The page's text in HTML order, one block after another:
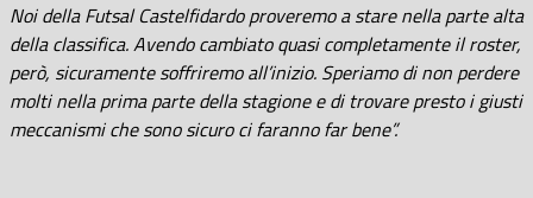
Noi della Futsal Castelfidardo proveremo a stare nella parte alta
della classifica. Avendo cambiato quasi completamente il roster,
però, sicuramente soffriremo all’inizio. Speriamo di non perdere
molti nella prima parte della stagione e di trovare presto i giusti
meccanismi che sono sicuro ci faranno far bene”.